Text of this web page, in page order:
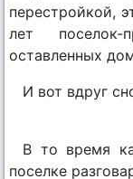
перестройкой,
лет
оставленных
И вот вдруг
В то время
поселке